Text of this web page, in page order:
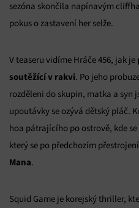
sezóna skončila napínavým
pokus o zastavení her selže.
V teaseru vidíme Hráče 456, jak je
soutěžící v rakvi. Po jeho
rozděleni do skupin, matka a syn
upoutávky se ozývá dětský pláč.
hoa pátrajícího po ostrově, kde
který se po předchozím
Mana.
Squid Game je korejský thriller,